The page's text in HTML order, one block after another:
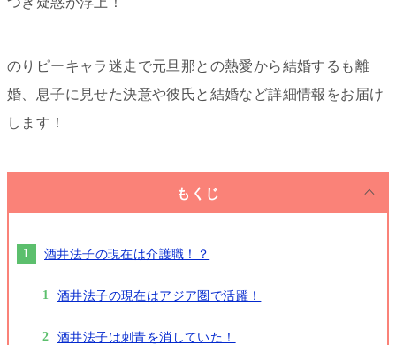
のりピーキャラ迷走で元旦那との熱愛から結婚するも離
婚、息子に見せた決意や彼氏と結婚など詳細情報をお届け
します！
もくじ
酒井法子の現在は介護職！？
酒井法子の現在はアジア圏で活躍！
酒井法子は刺青を消していた！